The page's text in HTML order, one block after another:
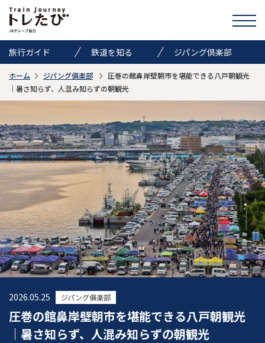
旅行ガイド 鉄道を知る ジパング倶楽部
きっぷ情報 ニュース イベント
トレたびのススメ
お気に入り
お問い合わせ Global
ホーム ジパング俱楽部
圧巻の館鼻岸壁朝市を堪能できる八戸朝観光
｜暑さ知らず、人混み知らずの朝観光
2026.05.25 ジパング俱楽部
圧巻の館鼻岸壁朝市を堪能できる八戸朝観光
｜暑さ知らず、人混み知らずの朝観光